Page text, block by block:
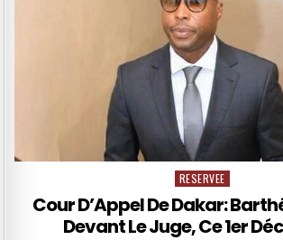
Posted
in
RESERVEE
Cour D’Appel De Dakar:
Devant Le Juge, Ce 1er